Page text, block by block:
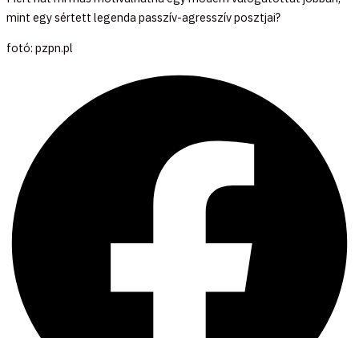
mint egy sértett legenda passzív-agresszív posztjai?
fotó: pzpn.pl